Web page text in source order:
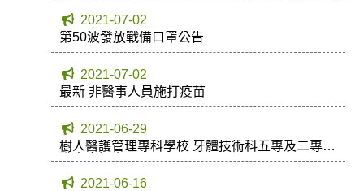
2021-07-02
第50波發放戰備口罩公告
2021-07-02
最新 非醫事人員施打疫苗
2021-06-29
樹人醫護管理專科學校 牙體技術科五專及二專在
職專班招生
2021-06-16